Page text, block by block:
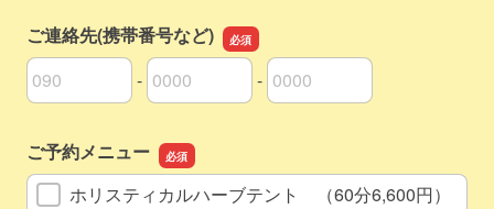
ご連絡先(携帯番号など)
ご連絡先(携帯番号など)の市外局番
-
ご連絡先(携帯番号など)の市内局番
-
ご連絡先(携帯番号など)の加入者番号
ご予約メニュー
ホリスティカルハーブテント （60分6,600円）